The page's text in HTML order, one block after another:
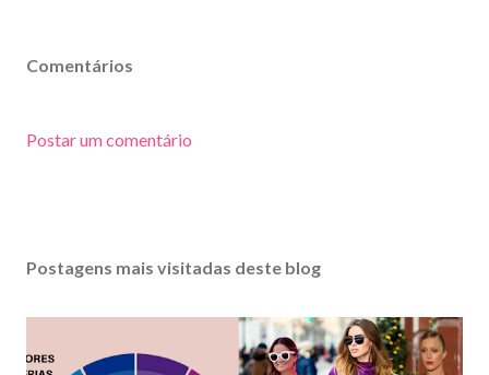
Comentários
Postar um comentário
Postagens mais visitadas deste blog